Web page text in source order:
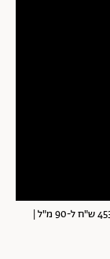
בושם YLANG מסדרת MY WAY של ג'ורג'יו ארמני. מחיר 453 ש"ח ל-90 מ"ל |